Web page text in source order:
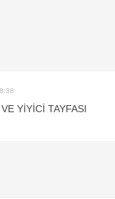
YİYİCİ TAYFASI